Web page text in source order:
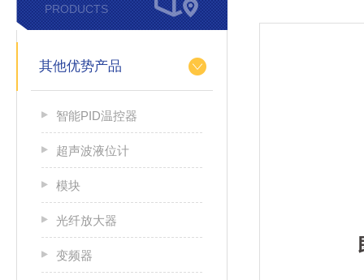
PRODUCTS
其他优势产品
智能PID温控器
超声波液位计
模块
光纤放大器
变频器